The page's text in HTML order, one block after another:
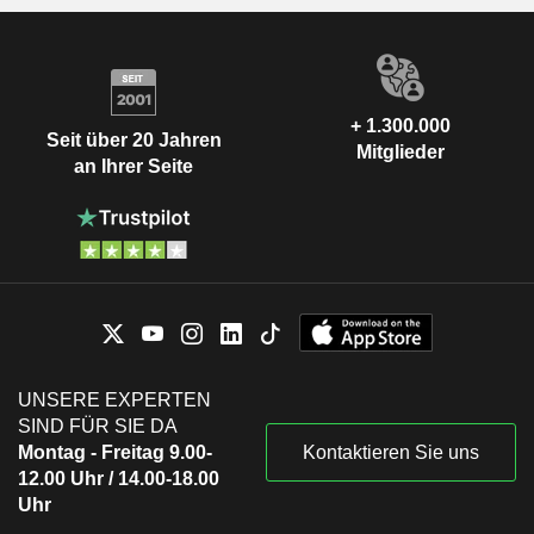
Seit über 20 Jahren
an Ihrer Seite
+ 1.300.000
Mitglieder
UNSERE EXPERTEN
SIND FÜR SIE DA
Montag - Freitag 9.00-
12.00 Uhr / 14.00-18.00
Uhr
Kontaktieren Sie uns